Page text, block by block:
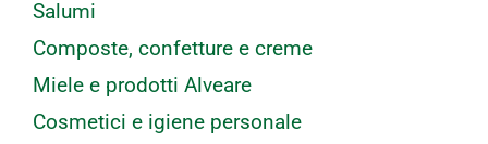
Salumi
Composte, confetture e creme
Miele e prodotti Alveare
Cosmetici e igiene personale